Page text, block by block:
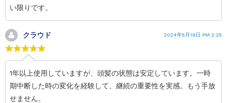
い限りです。
クラウド 2024年5月19日 PM 2:25
1年以上使用していますが、頭髪の状態は安定しています。一時
期中断した時の変化を経験して、継続の重要性を実感。もう手放
せません。